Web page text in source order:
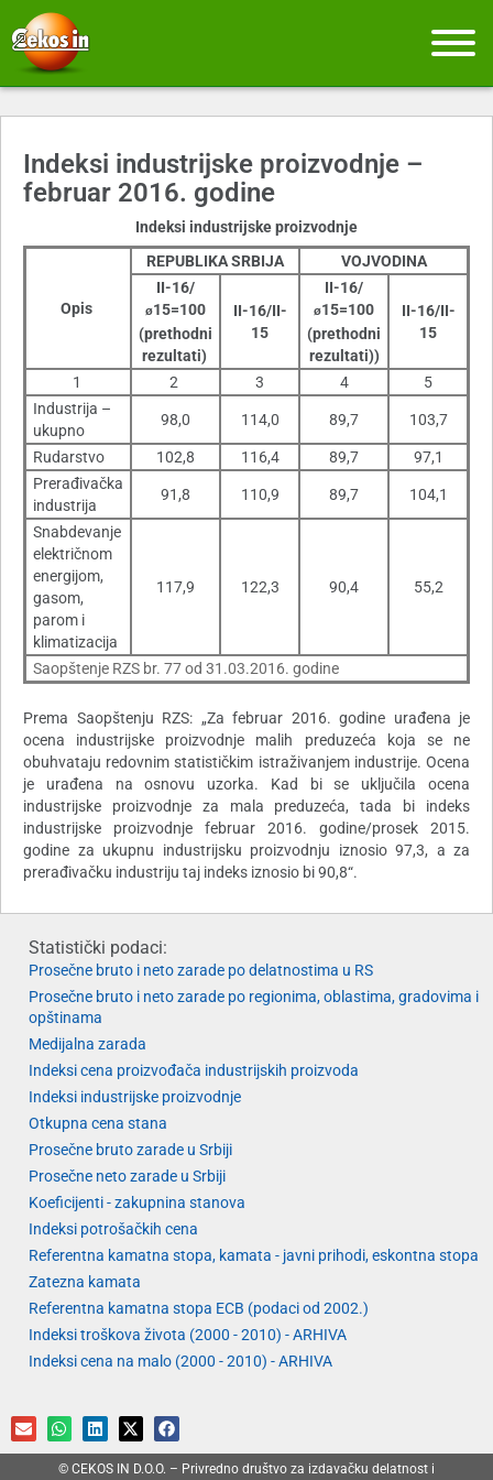
Indeksi industrijske proizvodnje –
februar 2016. godine
Indeksi industrijske proizvodnje
Opis
REPUBLIKA SRBIJA
VOJVODINA
II-16/
ø15=100
(prethodni
rezultati)
II-16/II-
15
II-16/
ø15=100
(prethodni
rezultati))
II-16/II-
15
1 2 3 4
5
Industrija –
ukupno
98,0 114,0 89,7 103,7
Rudarstvo 102,8 116,4 89,7
97,1
Prerađivačka
industrija
91,8 110,9 89,7 104,1
Snabdevanje
električnom
energijom,
gasom,
parom i
klimatizacija
117,9 122,3 90,4 55,2
Saopštenje RZS br. 77 od 31.03.2016. godine
Prema Saopštenju RZS: „Za februar 2016. godine urađena je
ocena industrijske proizvodnje malih preduzeća koja se ne
obuhvataju redovnim statističkim istraživanjem industrije. Ocena
je urađena na osnovu uzorka. Kad bi se uključila ocena
industrijske proizvodnje za mala preduzeća, tada bi indeks
industrijske proizvodnje februar 2016. godine/prosek 2015.
godine za ukupnu industrijsku proizvodnju iznosio 97,3, a za
prerađivačku industriju taj indeks iznosio bi 90,8“.
Statistički podaci:
Prosečne bruto i neto zarade po delatnostima u RS
Prosečne bruto i neto zarade po regionima, oblastima, gradovima i
opštinama
Medijalna zarada
Indeksi cena proizvođača industrijskih proizvoda
Indeksi industrijske proizvodnje
Otkupna cena stana
Prosečne bruto zarade u Srbiji
Prosečne neto zarade u Srbiji
Koeficijenti - zakupnina stanova
Indeksi potrošačkih cena
Referentna kamatna stopa, kamata - javni prihodi, eskontna stopa
Zatezna kamata
Referentna kamatna stopa ECB (podaci od 2002.)
Indeksi troškova života (2000 - 2010) - ARHIVA
Indeksi cena na malo (2000 - 2010) - ARHIVA
© CEKOS IN D.O.O. – Privredno društvo za izdavačku delatnost i